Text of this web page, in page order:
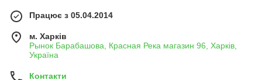
Працює з 05.04.2014
м. Харків
Рынок Барабашова, Красная Река магазин 96, Харків,
Україна
Контакти